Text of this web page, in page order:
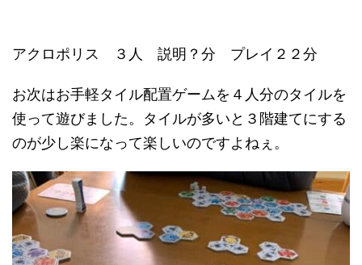
アクロポリス ３人 説明？分 プレイ２２分
お次はお手軽タイル配置ゲームを４人分のタイルを
使って遊びました。タイルが多いと３階建てにする
のが少し楽になって楽しいのですよねぇ。